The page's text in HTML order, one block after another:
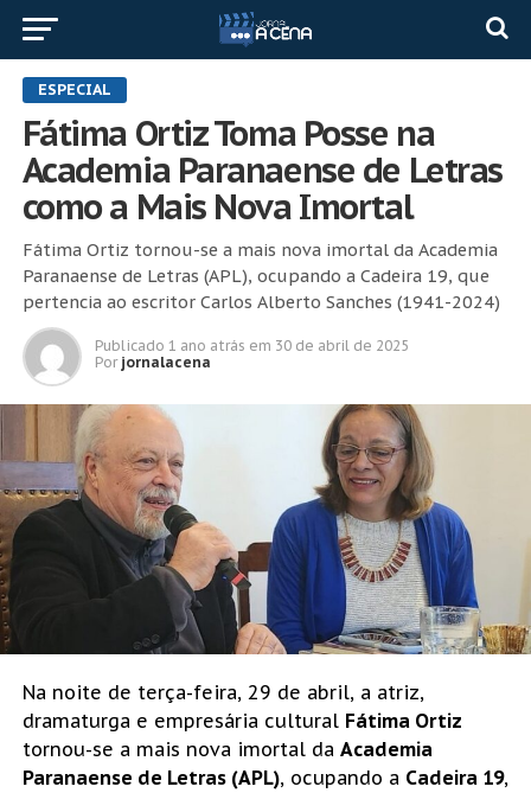
ESPECIAL
Fátima Ortiz Toma Posse na
Academia Paranaense de Letras
como a Mais Nova Imortal
Fátima Ortiz tornou-se a mais nova imortal da Academia
Paranaense de Letras (APL), ocupando a Cadeira 19, que
pertencia ao escritor Carlos Alberto Sanches (1941-2024)
Publicado 1 ano atrás em 30 de abril de 2025
Por jornalacena
Na noite de terça-feira, 29 de abril, a atriz,
dramaturga e empresária cultural Fátima Ortiz
tornou-se a mais nova imortal da Academia
Paranaense de Letras (APL), ocupando a Cadeira 19,